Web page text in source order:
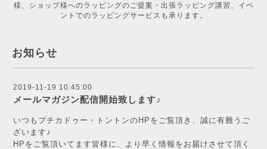
様、ショップ様へのラッピングのご提案・出張ラッピング講習、イベ
ントでのラッピングサービスも承ります。
お知らせ
2019-11-19 10:45:00
メールマガジン配信開始致します♪
いつもプチカドゥー・トントンのHPをご覧頂き、誠に有難うご
ざいます♪
HPをご覧頂いてます皆様に、より早く情報をお届けさせて頂く